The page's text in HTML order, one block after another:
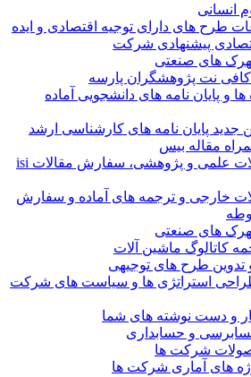
انسانی
طرح های دارای توجیه اقتصادی و ایده
پیشنهادی شرکت
های صنعتی
کافی نت پژوهشگران پارسه
و پایان نامه های دانشجویی آماده
جدید پایان نامه های کارشناسی ارشد
مقاله بیس
مخزن عناوین مقالات علمی و پژوهشی، سفارش مقالات isi
خارجی و ترجمه های آماده و سفارش
های صنعتی
کاتالوگ ماشین آلات
طرح های توجیهی
استراتژی ها و سیاست های شرکت
و دست نوشته های شما
و حسابداری
شرکت ها
های آماری شرکت ها